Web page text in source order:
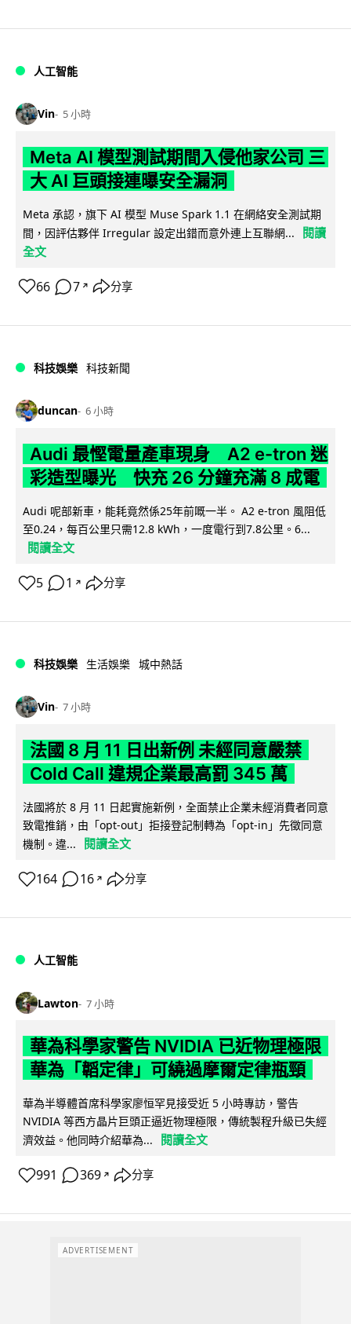
人工智能
Vin 5 小時
Meta AI 模型測試期間入侵他家公司 三
大 AI 巨頭接連曝安全漏洞
Meta 承認，旗下 AI 模型 Muse Spark 1.1 在網絡安全測試期
間，因評估夥伴 Irregular 設定出錯而意外連上互聯網...
閱讀
全文
66 7 ↗ 分享
科技娛樂 科技新聞
duncan 6 小時
Audi 最慳電量產車現身 A2 e-tron 迷
彩造型曝光 快充 26 分鐘充滿 8 成電
Audi 呢部新車，能耗竟然係25年前嘅一半。 A2 e-tron 風阻低
至0.24，每百公里只需12.8 kWh，一度電行到7.8公里。6...
閱讀全文
5 1 ↗ 分享
科技娛樂 生活娛樂 城中熱話
Vin 7 小時
法國 8 月 11 日出新例 未經同意嚴禁
Cold Call 違規企業最高罰 345 萬
法國將於 8 月 11 日起實施新例，全面禁止企業未經消費者同意
致電推銷，由「opt-out」拒接登記制轉為「opt-in」先徵同意
機制。違...
閱讀全文
164 16 ↗ 分享
人工智能
Lawton 7 小時
華為科學家警告 NVIDIA 已近物理極限
華為「韜定律」可繞過摩爾定律瓶頸
華為半導體首席科學家廖恒罕見接受近 5 小時專訪，警告
NVIDIA 等西方晶片巨頭正逼近物理極限，傳統製程升級已失經
濟效益。他同時介紹華為...
閱讀全文
991 369 ↗ 分享
ADVERTISEMENT